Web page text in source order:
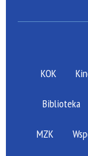
KOK
Biblioteka
MZK